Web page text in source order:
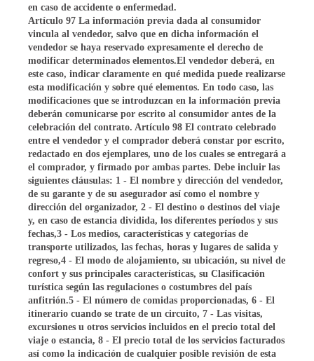
en caso de accidente o enfermedad.
Artículo 97 La información previa dada al consumidor
vincula al vendedor, salvo que en dicha información el
vendedor se haya reservado expresamente el derecho de
modificar determinados elementos.El vendedor deberá, en
este caso, indicar claramente en qué medida puede realizarse
esta modificación y sobre qué elementos. En todo caso, las
modificaciones que se introduzcan en la información previa
deberán comunicarse por escrito al consumidor antes de la
celebración del contrato. Artículo 98 El contrato celebrado
entre el vendedor y el comprador deberá constar por escrito,
redactado en dos ejemplares, uno de los cuales se entregará a
el comprador, y firmado por ambas partes. Debe incluir las
siguientes cláusulas: 1 - El nombre y dirección del vendedor,
de su garante y de su asegurador así como el nombre y
dirección del organizador, 2 - El destino o destinos del viaje
y, en caso de estancia dividida, los diferentes períodos y sus
fechas,3 - Los medios, características y categorías de
transporte utilizados, las fechas, horas y lugares de salida y
regreso,4 - El modo de alojamiento, su ubicación, su nivel de
confort y sus principales características, su Clasificación
turística según las regulaciones o costumbres del país
anfitrión.5 - El número de comidas proporcionadas, 6 - El
itinerario cuando se trate de un circuito, 7 - Las visitas,
excursiones u otros servicios incluidos en el precio total del
viaje o estancia, 8 - El precio total de los servicios facturados
así como la indicación de cualquier posible revisión de esta